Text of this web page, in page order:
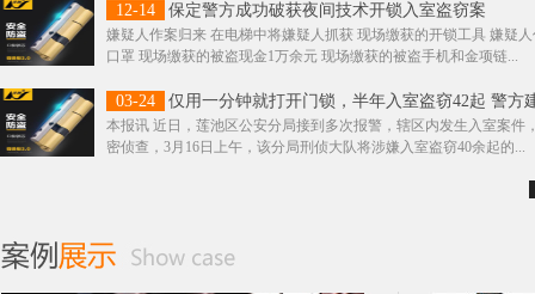
12-14 保定警方成功破获夜间技术开锁入室盗窃案
嫌疑人作案归来 在电梯中将嫌疑人抓获 现场缴获的开锁工具 嫌疑
口罩 现场缴获的被盗现金1万余元 现场缴获的被盗手机和金项链...
03-24 仅用一分钟就打开门锁，半年入室盗窃42起 警方
本报讯 近日，莲池区公安分局接到多次报警，辖区内发生入室案件
密侦查，3月16日上午，该分局刑侦大队将涉嫌入室盗窃40余起的...